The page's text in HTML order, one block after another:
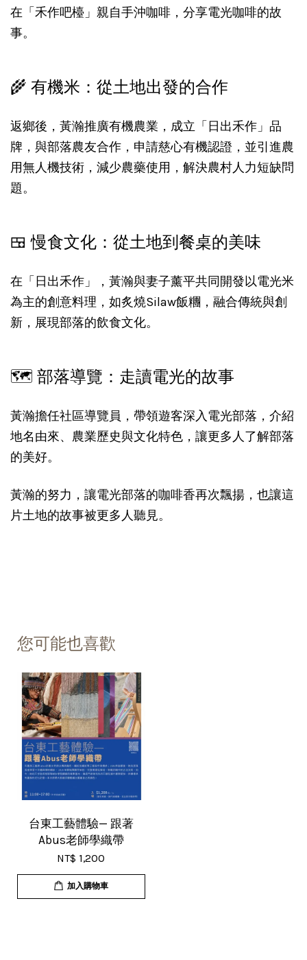
在「禾作吧檯」親自手沖咖啡，分享電光咖啡的故
事。
🌾 有機米：從土地出發的合作
返鄉後，黃瀚推廣有機農業，成立「日出禾作」品
牌，與部落農友合作，申請慈心有機認證，並引進農
用無人機技術，減少農藥使用，解決農村人力短缺問
題。
🍱 慢食文化：從土地到餐桌的美味
在「日出禾作」，黃瀚與妻子薰平共同開發以電光米
為主的創意料理，如炙燒Silaw飯糰，融合傳統與創
新，展現部落的飲食文化。
🗺️ 部落導覽：走讀電光的故事
黃瀚擔任社區導覽員，帶領遊客深入電光部落，介紹
地名由來、農業歷史與文化特色，讓更多人了解部落
的美好。
黃瀚的努力，讓電光部落的咖啡香再次飄揚，也讓這
片土地的故事被更多人聽見。
您可能也喜歡
台東工藝體驗— 跟著
Abus老師學織帶
NT$ 1,200
加入購物車